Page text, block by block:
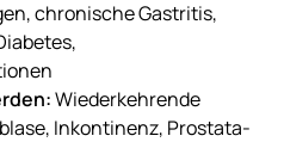
chronische Gastritis,
Wiederkehrende
Inkontinenz, Prostata-